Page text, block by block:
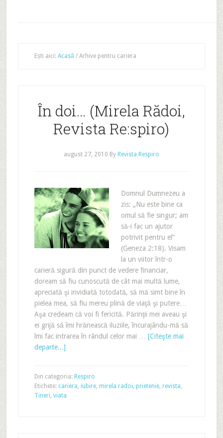
Ești aici: Acasă /Arhive pentru cariera
În doi… (Mirela Rădoi,
Revista Re:spiro)
august 27, 2010 By Revista Respiro
Domnul Dumnezeu a
zis: „Nu este bine ca
omul să fie singur; am
să-i fac un ajutor
potrivit pentru el”
(Geneza 2:18). Visam
la un viitor într-o
carieră sigură din punct de vedere financiar,
doream să fiu cunoscută de cât mai multă lume,
apreciată şi invidiată totodată, să mă simt bine în
pielea mea, să fiu mereu plină de viaţă şi putere…
Aşa credeam că voi fi fericită. Părinţii mei aveau şi
ei grijă să îmi hrănească iluziile, încurajându-mă să
îmi fac intrarea în rândul celor mai … [Citeşte mai
departe...]
Din categoria: Respiro
Etichete: cariera, iubire, mirela radoi, prietenie, revista,
Tineri, viata